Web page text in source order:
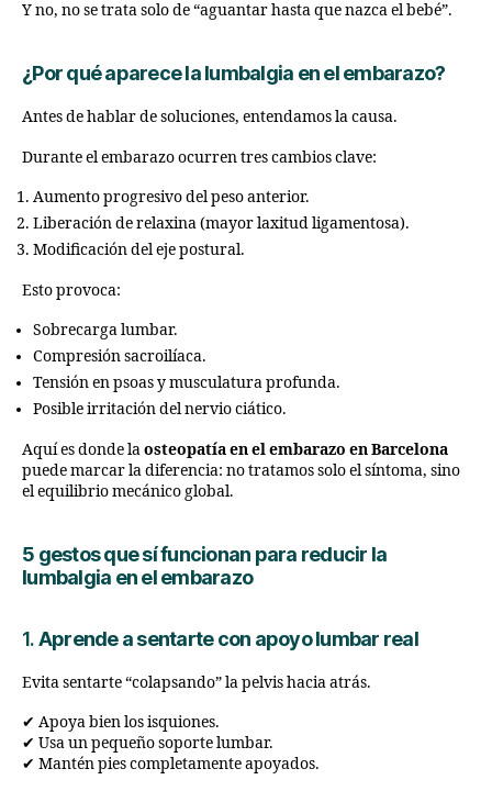
Y no, no se trata solo de “aguantar hasta que nazca el bebé”.
¿Por qué aparece la lumbalgia en el embarazo?
Antes de hablar de soluciones, entendamos la causa.
Durante el embarazo ocurren tres cambios clave:
Aumento progresivo del peso anterior.
Liberación de relaxina (mayor laxitud ligamentosa).
Modificación del eje postural.
Esto provoca:
Sobrecarga lumbar.
Compresión sacroilíaca.
Tensión en psoas y musculatura profunda.
Posible irritación del nervio ciático.
Aquí es donde laosteopatía en el embarazo en Barcelona
puede marcar la diferencia: no tratamos solo el síntoma, sino
el equilibrio mecánico global.
5 gestos que sí funcionan para reducir la
lumbalgia en el embarazo
1.Aprende a sentarte con apoyo lumbar real
Evita sentarte “colapsando” la pelvis hacia atrás.
✔ Apoya bien los isquiones.
✔ Usa un pequeño soporte lumbar.
✔ Mantén pies completamente apoyados.